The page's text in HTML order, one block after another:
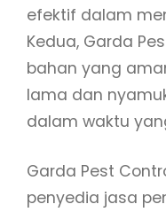
efektif dalam
Kedua, Garda
bahan yang
lama dan
dalam waktu
Garda Pest
penyedia jasa